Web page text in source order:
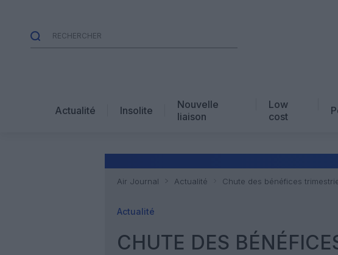
Actualité Insolite
Nouvelle
liaison
Low
cost
Air Journal Actualité Chute des bénéfices
Actualité
CHUTE DES